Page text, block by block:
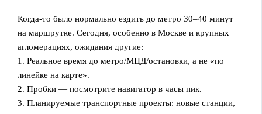
Когда-то было нормально ездить до метро 30–40 минут
на маршрутке. Сегодня, особенно в Москве и крупных
агломерациях, ожидания другие:
1. Реальное время до метро/МЦД/остановки, а не «по
линейке на карте».
2. Пробки — посмотрите навигатор в часы пик.
3. Планируемые транспортные проекты: новые станции,